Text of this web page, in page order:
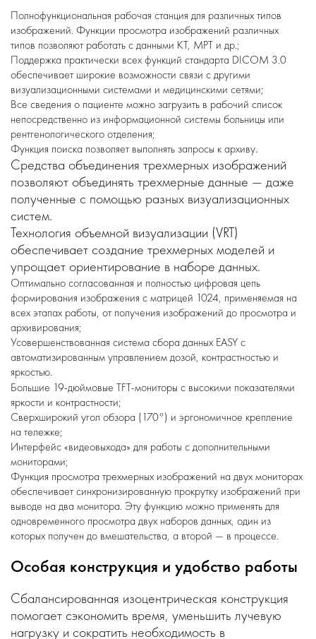
Полнофункциональная рабочая станция для различных типов
изображений. Функции просмотра изображений различных
типов позволяют работать с данными КТ, МРТ и др.;
Поддержка практически всех функций стандарта DICOM 3.0
обеспечивает широкие возможности связи с другими
визуализационными системами и медицинскими сетями;
Все сведения о пациенте можно загрузить в рабочий список
непосредственно из информационной системы больницы или
рентгенологического отделения;
Функция поиска позволяет выполнять запросы к архиву.
Средства объединения трехмерных изображений
позволяют объединять трехмерные данные — даже
полученные с помощью разных визуализационных
систем.
Технология объемной визуализации (VRT)
обеспечивает создание трехмерных моделей и
упрощает ориентирование в наборе данных.
Оптимально согласованная и полностью цифровая цепь
формирования изображения с матрицей 1024, применяемая на
всех этапах работы, от получения изображений до просмотра и
архивирования;
Усовершенствованная система сбора данных EASY с
автоматизированным управлением дозой, контрастностью и
яркостью.
Большие 19-дюймовые TFT-мониторы с высокими показателями
яркости и контрастности;
Сверхширокий угол обзора (170°) и эргономичное крепление
на тележке;
Интерфейс «видеовыхода» для работы с дополнительными
мониторами;
Функция просмотра трехмерных изображений на двух мониторах
обеспечивает синхронизированную прокрутку изображений при
выводе на два монитора. Эту функцию можно применять для
одновременного просмотра двух наборов данных, один из
которых получен до вмешательства, а второй — в процессе.
Особая конструкция и удобство работы
Сбалансированная изоцентрическая конструкция
помогает сэкономить время, уменьшить лучевую
нагрузку и сократить необходимость в